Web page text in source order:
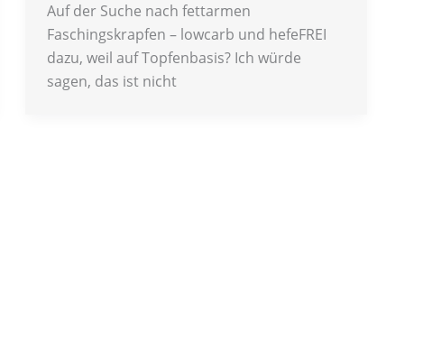
Auf der Suche nach fettarmen
Faschingskrapfen – lowcarb und hefeFREI
dazu, weil auf Topfenbasis? Ich würde
sagen, das ist nicht